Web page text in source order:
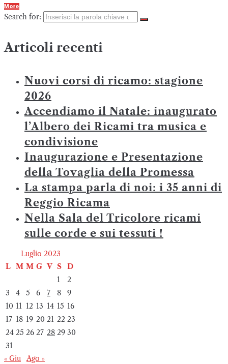
More
Search for:
Articoli recenti
Nuovi corsi di ricamo: stagione
2026
Accendiamo il Natale: inaugurato
l’Albero dei Ricami tra musica e
condivisione
Inaugurazione e Presentazione
della Tovaglia della Promessa
La stampa parla di noi: i 35 anni di
Reggio Ricama
Nella Sala del Tricolore ricami
sulle corde e sui tessuti !
Luglio 2023
L M M G V S
D
1
2
3
4 5 6 7 8
9
10 11 12 13 14 15 16
17 18 19 20 21 22 23
24 25 26 27 28 29 30
31
« Giu
Ago »